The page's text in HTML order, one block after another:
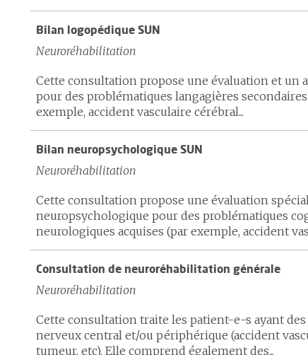
Bilan logopédique SUN
Neuroréhabilitation
Cette consultation propose une évaluation et un
pour des problématiques langagières
exemple, accident vasculaire cérébral...
Bilan neuropsychologique SUN
Neuroréhabilitation
Cette consultation propose une évaluation
neuropsychologique pour des problématiques
neurologiques acquises (par exemple, accident
Consultation de neuroréhabilitation générale
Neuroréhabilitation
Cette consultation traite les patient-e-s ayant
nerveux central et/ou périphérique (accident
tumeur, etc). Elle comprend également des...